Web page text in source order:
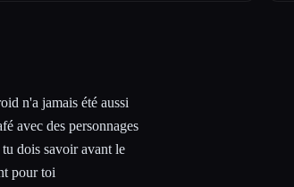
n'a jamais été aussi
avec des personnages
dois savoir avant le
pour toi